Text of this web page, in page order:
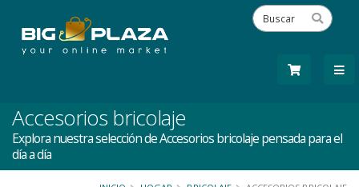
Accesorios bricolaje
Explora nuestra selección de Accesorios bricolaje pensada para el
día a día